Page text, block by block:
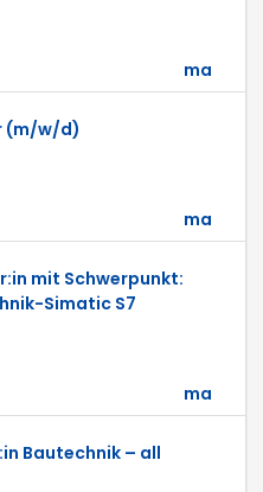
ma
(m/w/d)
ma
mit Schwerpunkt:
Simatic S7
ma
Bautechnik – all